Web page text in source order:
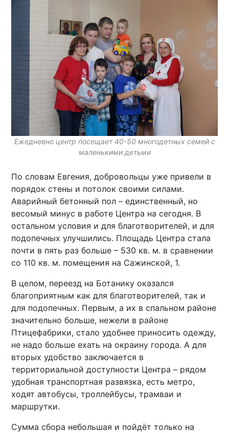
Ежедневно центр посещает 40-50 многодетных семей с
маленькими детьми
По словам Евгения, добровольцы уже привели в
порядок стены и потолок своими силами.
Аварийный бетонный пол – единственный, но
весомый минус в работе Центра на сегодня. В
остальном условия и для благотворителей, и для
подопечных улучшились. Площадь Центра стала
почти в пять раз больше – 530 кв. м. в сравнении
со 110 кв. м. помещения на Сажинской, 1.
В целом, переезд на Ботанику оказался
благоприятным как для благотворителей, так и
для подопечных. Первым, а их в спальном районе
значительно больше, нежели в районе
Птицефабрики, стало удобнее приносить одежду,
не надо больше ехать на окраину города. А для
вторых удобство заключается в
территориальной доступности Центра – рядом
удобная транспортная развязка, есть метро,
ходят автобусы, троллейбусы, трамваи и
маршрутки.
Сумма сбора небольшая и пойдёт только на